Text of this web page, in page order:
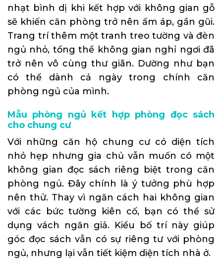
nhạt bình dị khi kết hợp với không gian gỗ
sẽ khiến căn phòng trở nên ấm áp, gần gũi.
Trang trí thêm một tranh treo tường và đèn
ngủ nhỏ, tổng thể không gian nghỉ ngơi đã
trở nên vô cùng thư giãn. Dường như bạn
có thể dành cả ngày trong chính căn
phòng ngủ của mình.
Mẫu phòng ngủ kết hợp phòng đọc sách
cho chung cư
Với những căn hộ chung cư có diện tích
nhỏ hẹp nhưng gia chủ vẫn muốn có một
không gian đọc sách riêng biệt trong căn
phòng ngủ. Đây chính là ý tưởng phù hợp
nên thử. Thay vì ngăn cách hai không gian
với các bức tường kiên cố, bạn có thể sử
dụng vách ngăn giả. Kiểu bố trí này giúp
góc đọc sách vẫn có sự riêng tư với phòng
ngủ, nhưng lại vẫn tiết kiệm diện tích nhà ở.